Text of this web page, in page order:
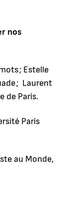
nos
; Estelle
; Laurent
de Paris.
Paris
au Monde,